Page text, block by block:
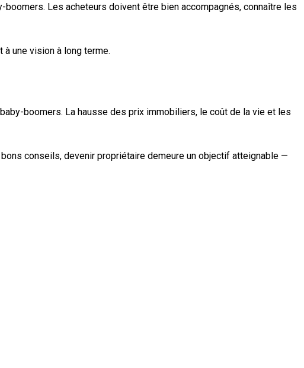
boomers. Les acheteurs doivent être bien accompagnés, connaître les
une vision à long terme.
boomers. La hausse des prix immobiliers, le coût de la vie et les
conseils, devenir propriétaire demeure un objectif atteignable —